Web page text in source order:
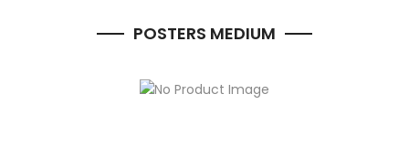
POSTERS MEDIUM